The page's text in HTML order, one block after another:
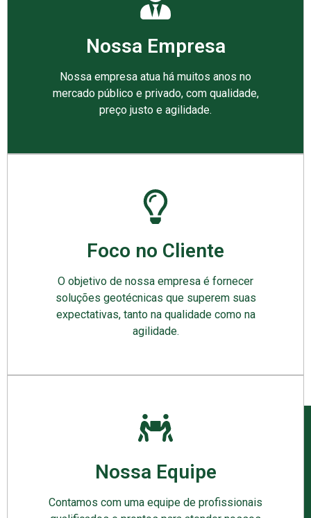
Nossa Empresa
Nossa empresa atua há muitos anos no
mercado público e privado, com qualidade,
preço justo e agilidade.
Foco no Cliente
O objetivo de nossa empresa é fornecer
soluções geotécnicas que superem suas
expectativas, tanto na qualidade como na
agilidade.
Nossa Equipe
Contamos com uma equipe de profissionais